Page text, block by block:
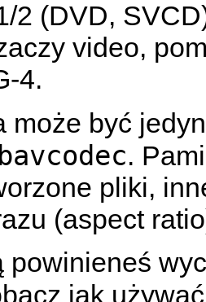
2 (DVD,
video,
4.
może być
.
pliki,
(aspect
powinieneś
jak